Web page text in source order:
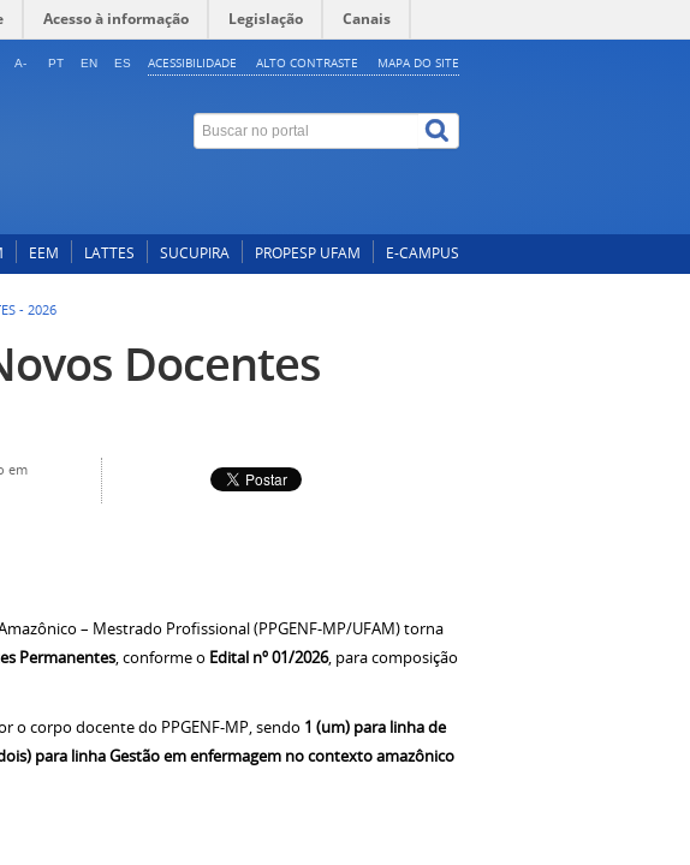
Acesso à informação Legislação Canais
ACESSIBILIDADE ALTO CONTRASTE MAPA DO SITE
A- PT EN ES
EEM LATTES SUCUPIRA PROPESP UFAM E-CAMPUS
- 2026
Docentes
em
– Mestrado Profissional (PPGENF-MP/UFAM) torna
Permanentes, conforme o Edital nº 01/2026, para composição
o corpo docente do PPGENF-MP, sendo 1 (um) para linha de
para linha Gestão em enfermagem no contexto amazônico